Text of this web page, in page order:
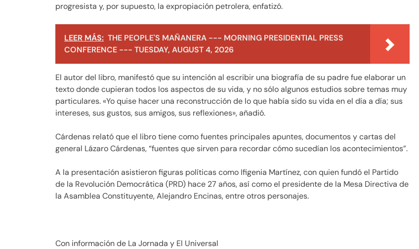
progresista y, por supuesto, la expropiación petrolera, enfatizó.
LEER MÁS: THE PEOPLE'S MAÑANERA --- MORNING PRESIDENTIAL PRESS
CONFERENCE --- TUESDAY, AUGUST 4, 2026
El autor del libro, manifestó que su intención al escribir una biografía de su padre fue elaborar un
texto donde cupieran todos los aspectos de su vida, y no sólo algunos estudios sobre temas muy
particulares. «Yo quise hacer una reconstrucción de lo que había sido su vida en el día a día; sus
intereses, sus gustos, sus amigos, sus reflexiones», añadió.
Cárdenas relató que el libro tiene como fuentes principales apuntes, documentos y cartas del
general Lázaro Cárdenas, “fuentes que sirven para recordar cómo sucedían los acontecimientos”.
A la presentación asistieron figuras políticas como Ifigenia Martínez, con quien fundó el Partido
de la Revolución Democrática (PRD) hace 27 años, así como el presidente de la Mesa Directiva de
la Asamblea Constituyente, Alejandro Encinas, entre otros personajes.
Con información de La Jornada y El Universal